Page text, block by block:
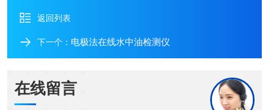
返回列表
下一个： 电极法在线水中油检测仪
在线留言